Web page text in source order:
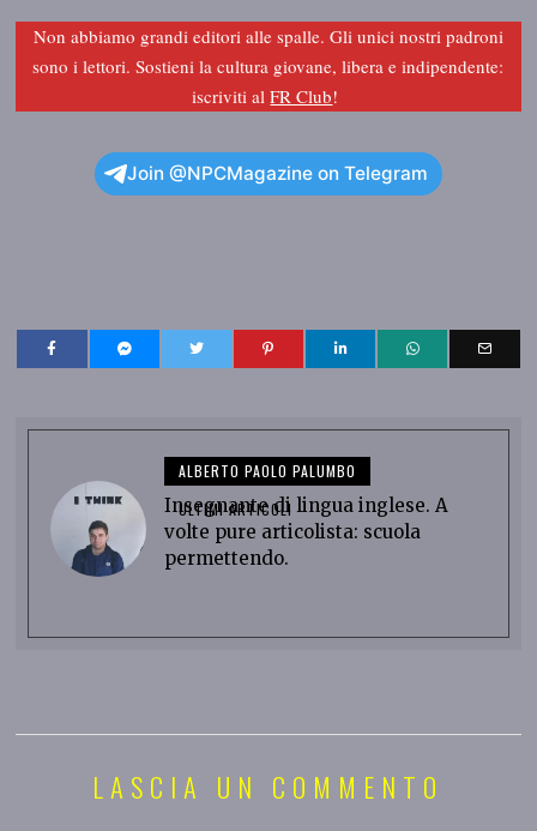
Non abbiamo grandi editori alle spalle. Gli unici nostri padroni
sono i lettori. Sostieni la cultura giovane, libera e indipendente:
iscriviti alFR Club!
Join @NPCMagazine on Telegram
ALBERTO PAOLO PALUMBO
ULTIMI ARTICOLI
Insegnante di lingua inglese. A
volte pure articolista: scuola
permettendo.
LASCIA UN COMMENTO